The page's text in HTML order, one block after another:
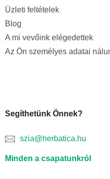
Üzleti feltételek
Blog
A mi vevőink elégedettek
Az Ön személyes adatai
Segíthetünk Önnek?
szia@herbatica.hu
Minden a csapatunkról